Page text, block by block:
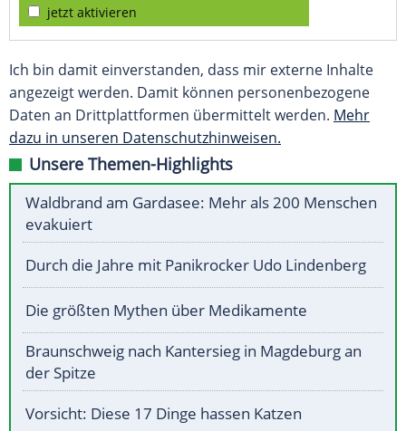
jetzt aktivieren
Ich bin damit einverstanden, dass mir externe Inhalte
angezeigt werden. Damit können personenbezogene
Daten an Drittplattformen übermittelt werden. Mehr
dazu in unseren Datenschutzhinweisen.
Unsere Themen-Highlights
Waldbrand am Gardasee: Mehr als 200 Menschen
evakuiert
Durch die Jahre mit Panikrocker Udo Lindenberg
Die größten Mythen über Medikamente
Braunschweig nach Kantersieg in Magdeburg an
der Spitze
Vorsicht: Diese 17 Dinge hassen Katzen